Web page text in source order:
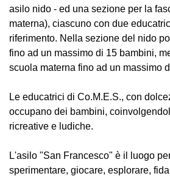
asilo nido - ed una sezione per la
materna), ciascuno con due
riferimento. Nella sezione del nido
fino ad un massimo di 15 bambini,
scuola materna fino ad un massimo
Le educatrici di Co.M.E.S., con
occupano dei bambini,
ricreative e ludiche.
L'asilo "San Francesco" è il luogo
sperimentare, giocare, esplorare,